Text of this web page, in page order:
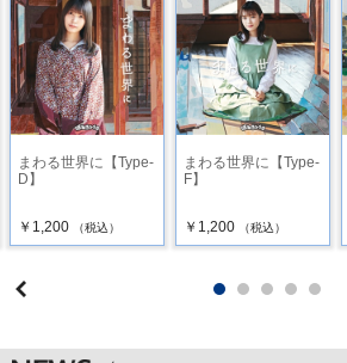
まわる世界に【Type-
D】
￥1,200 （税込）
まわる世界に【Type-
F】
￥1,200 （税込）